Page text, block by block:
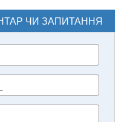
ЧИ ЗАПИТАННЯ